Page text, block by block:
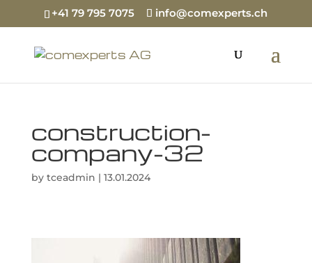
+41 79 795 7075 info@comexperts.ch
construction-
company-32
by tceadmin | 13.01.2024